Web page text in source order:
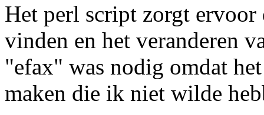
Het perl script zorgt
vinden en het veranderen
"efax" was nodig omdat
maken die ik niet wilde